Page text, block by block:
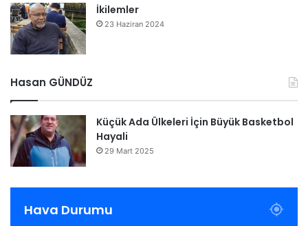
İkilemler
23 Haziran 2024
Hasan GÜNDÜZ
Küçük Ada Ülkeleri İçin Büyük Basketbol
Hayali
29 Mart 2025
Hava Durumu